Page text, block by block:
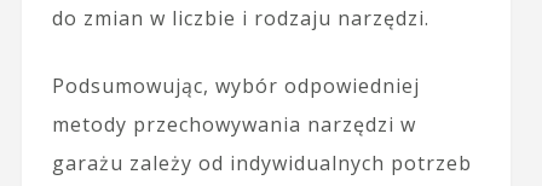
do zmian w liczbie i rodzaju narzędzi.
Podsumowując, wybór odpowiedniej
metody przechowywania narzędzi w
garażu zależy od indywidualnych potrzeb